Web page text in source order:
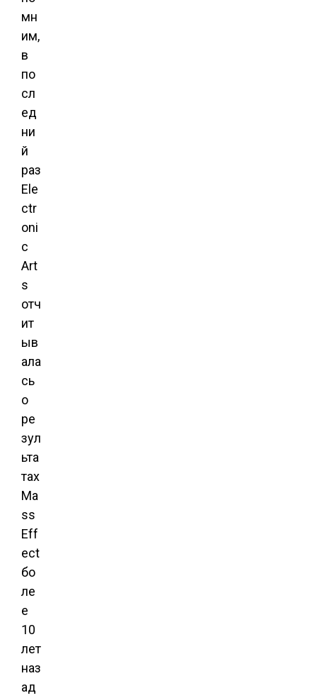
мн
им,
в
по
сл
ед
ни
й
раз
Ele
ctr
oni
c
Art
s
отч
ит
ыв
ала
сь
о
ре
зул
ьта
тах
Ma
ss
Eff
ect
бо
ле
е
10
лет
наз
ад